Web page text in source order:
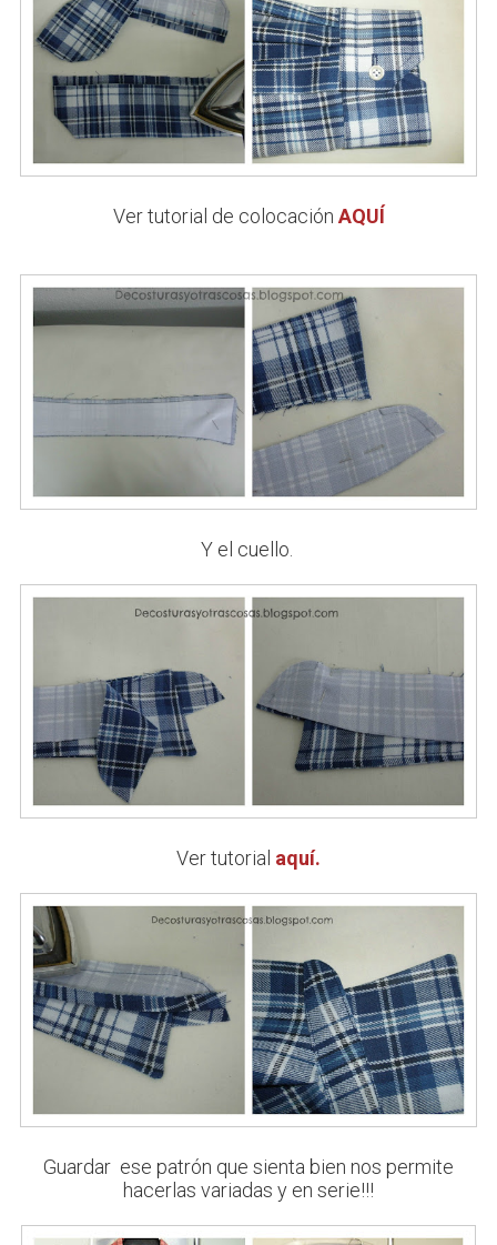
Ver tutorial de colocación AQUÍ
Y el cuello.
Ver tutorial aquí.
Guardar ese patrón que sienta bien nos permite
hacerlas variadas y en serie!!!